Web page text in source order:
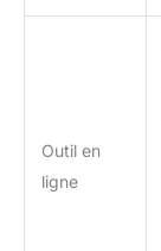
Outil en
ligne